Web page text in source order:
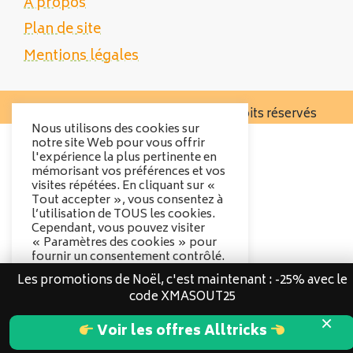
Plan de site
Mentions légales
Copyright 2025 Tente Trek - Tous droits réservés
Nous utilisons des cookies sur
notre site Web pour vous offrir
l'expérience la plus pertinente en
mémorisant vos préférences et vos
visites répétées. En cliquant sur «
Tout accepter », vous consentez à
l’utilisation de TOUS les cookies.
Cependant, vous pouvez visiter
« Paramètres des cookies » pour
fournir un consentement contrôlé.
Options des cookies
Tout accepter
Les promotions de Noël, c'est maintenant : -25% avec le
code XMASOUT25
Voir les offres Alltricks ×